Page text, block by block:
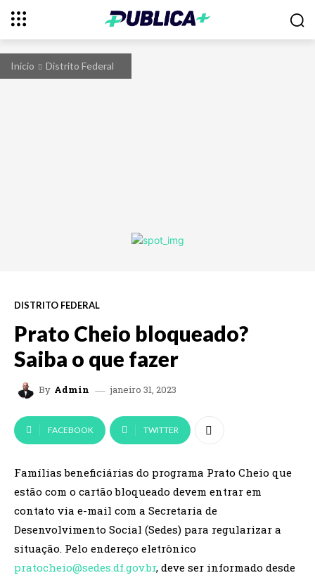
Início Distrito Federal
DISTRITO FEDERAL
Prato Cheio bloqueado?
Saiba o que fazer
By Admin janeiro 31, 2023
FACEBOOK TWITTER
Famílias beneficiárias do programa Prato Cheio que
estão com o cartão bloqueado devem entrar em
contato via e-mail com a Secretaria de
Desenvolvimento Social (Sedes) para regularizar a
situação. Pelo endereço eletrônico
pratocheio@sedes.df.gov.br, deve ser informado desde